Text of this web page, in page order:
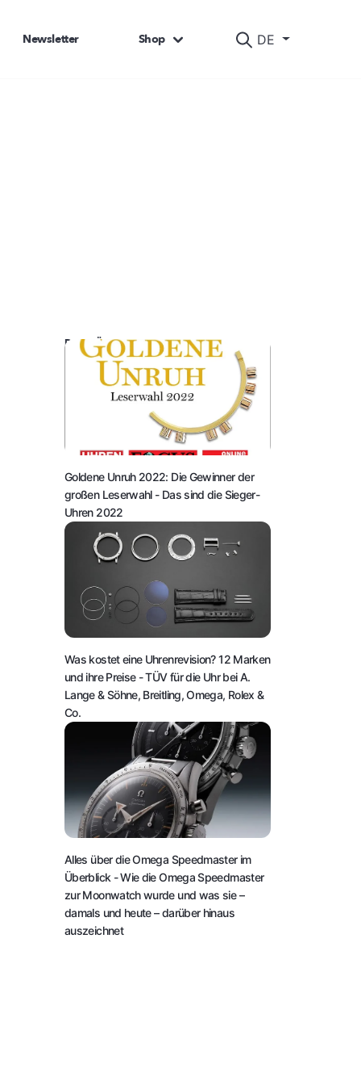
DE
Newsletter Shop
DAS KÖNNTE SIE AUCH INTERESSIEREN:
Goldene Unruh 2022: Die Gewinner der
großen Leserwahl - Das sind die Sieger-
Uhren 2022
Was kostet eine Uhrenrevision? 12 Marken
und ihre Preise - TÜV für die Uhr bei A.
Lange & Söhne, Breitling, Omega, Rolex &
Co.
Alles über die Omega Speedmaster im
Überblick - Wie die Omega Speedmaster
zur Moonwatch wurde und was sie –
damals und heute – darüber hinaus
auszeichnet